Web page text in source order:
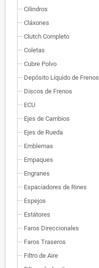
Cilindros
Cláxones
Clutch Completo
Coletas
Cubre Polvo
Depósito Líquido de Frenos
Discos de Frenos
ECU
Ejes de Cambios
Ejes de Rueda
Emblemas
Empaques
Engranes
Espaciadores de Rines
Espejos
Estátores
Faros Direccionales
Faros Traseros
Filtro de Aire